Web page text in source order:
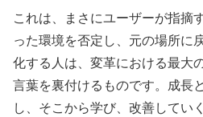
これは、まさにユーザーが指摘
った環境を否定し、元の場所に
化する人は、変革における最大
言葉を裏付けるものです。成長
し、そこから学び、改善してい